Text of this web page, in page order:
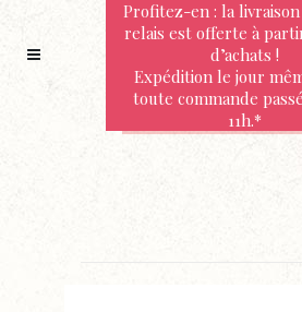
Profitez-en : la
relais est offerte à
d’achats !
Expédition le jour
toute commande
11h.*